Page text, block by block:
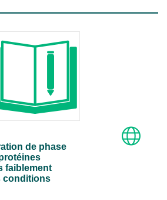
de phase
faiblement
conditions